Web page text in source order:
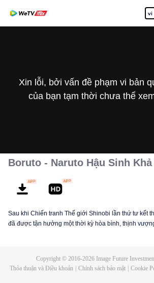
vi
Xin lỗi, bởi vấn đề phạm vi bản
của bạn tạm thời chưa thể
Boruto - Naruto Hậu Sinh Khả
Sau khi Chiến tranh Thế giới Shinobi lần thứ tư kết
đã được tận hưởng một thời kỳ hòa bình, thịnh
Dưới sự giám sát của Naruto và những người đồng
Copyright © 2016-2026Image Future
Thỏa thuận và Điều khoản
Chính sách bảo mật Cookie